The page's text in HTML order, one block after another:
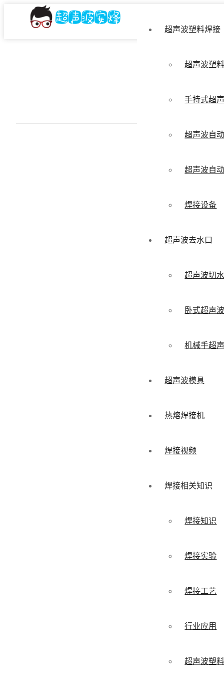
超声波塑料焊接
超声波塑
手持式超
超声波自
超声波自
焊接设备
超声波去水口
超声波切
卧式超声
机械手超
超声波模具
热熔焊接机
焊接视频
焊接相关知识
焊接知识
焊接实验
焊接工艺
行业应用
超声波塑